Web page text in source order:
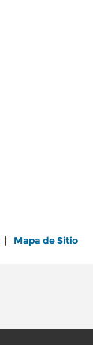
Mapa de Sitio